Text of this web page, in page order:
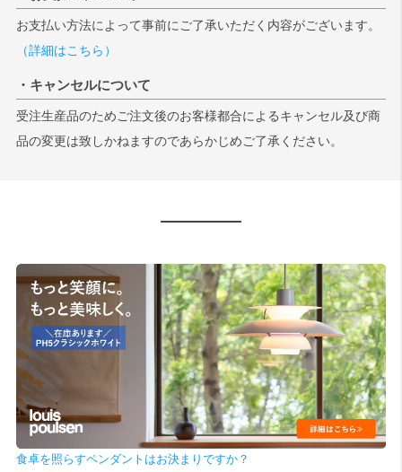
お支払い方法によって事前にご了承いただく内容がございます。
（詳細はこちら）
・キャンセルについて
受注生産品のためご注文後のお客様都合によるキャンセル及び商
品の変更は致しかねますのであらかじめご了承ください。
食卓を照らすペンダントはお決まりですか？